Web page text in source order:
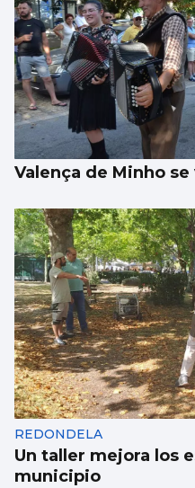
Los talentos
calle
Valença de Minho
REDONDELA
Un taller mejora los
municipio